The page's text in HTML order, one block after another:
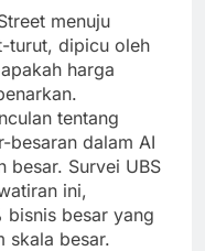
menuju
turut, dipicu oleh
harga
tentang
besaran dalam AI
besar. Survei UBS
ini,
bisnis besar yang
skala besar.